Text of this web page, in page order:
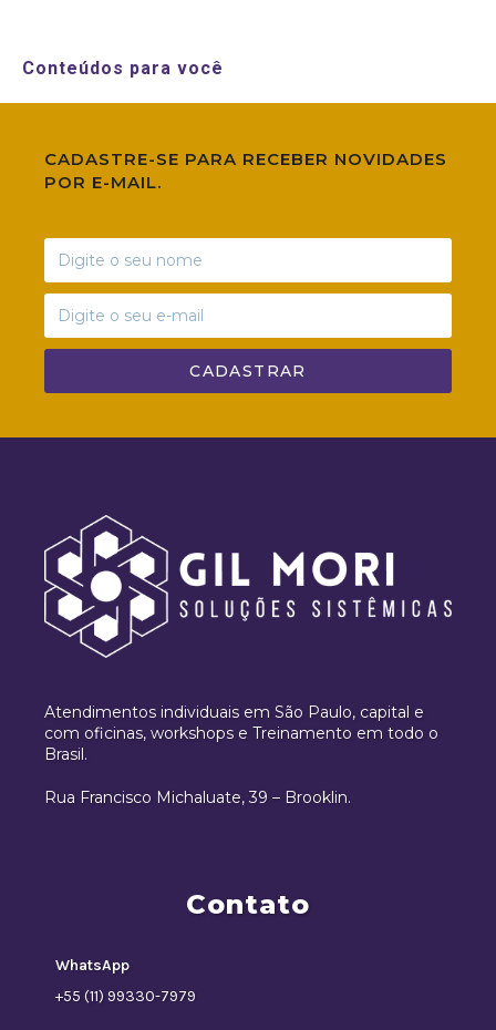
Conteúdos para você
CADASTRE-SE PARA RECEBER NOVIDADES
POR E-MAIL.
CADASTRAR
Atendimentos individuais em São Paulo, capital e
com oficinas, workshops e Treinamento em todo o
Brasil.
Rua Francisco Michaluate, 39 – Brooklin.
Contato
WhatsApp
+55 (11) 99330-7979